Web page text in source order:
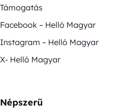
Támogatás
Facebook – Helló Magyar
Instagram – Helló Magyar
X- Helló Magyar
Népszerű